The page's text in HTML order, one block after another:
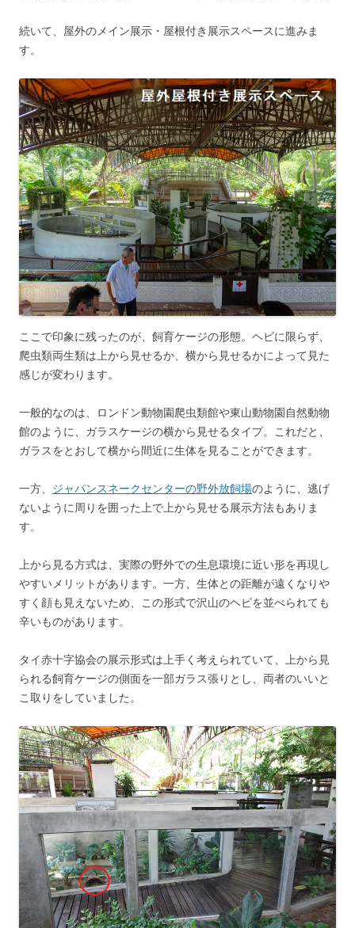
続いて、屋外のメイン展示・屋根付き展示スペースに進みま
す。
ここで印象に残ったのが、飼育ケージの形態。ヘビに限らず、
爬虫類両生類は上から見せるか、横から見せるかによって見た
感じが変わります。
一般的なのは、ロンドン動物園爬虫類館や東山動物園自然動物
館のように、ガラスケージの横から見せるタイプ。これだと、
ガラスをとおして横から間近に生体を見ることができます。
一方、 ジャパンスネークセンターの野外放飼場のように、逃げ
ないように周りを囲った上で上から見せる展示方法もありま
す。
上から見る方式は、実際の野外での生息環境に近い形を再現し
やすいメリットがあります。一方、生体との距離が遠くなりや
すく顔も見えないため、この形式で沢山のヘビを並べられても
辛いものがあります。
タイ赤十字協会の展示形式は上手く考えられていて、上から見
られる飼育ケージの側面を一部ガラス張りとし、両者のいいと
こ取りをしていました。